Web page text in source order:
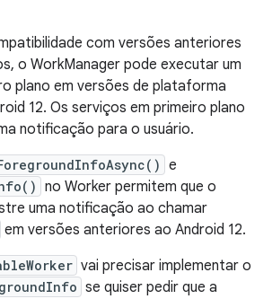
com versões anteriores
o WorkManager pode executar um
plano em versões de plataforma
12. Os serviços em primeiro plano
notificação para o usuário.
e
no Worker permitem que o
uma notificação ao chamar
em versões anteriores ao Android 12.
vai precisar implementar o
se quiser pedir que a